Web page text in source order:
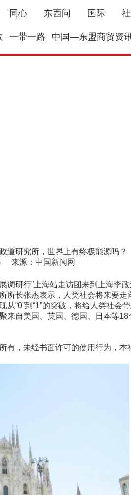
同心 东西问 国际
一带一路 中国—东盟商贸资
道研究所，世界上有终极能源吗？
来源：中国新闻网
研行”上海站走访团来到上海李政
长张杰表示，人类社会将来要走
“0”到“1”的突破，将给人类社会
自美国、英国、德国、日本等18
有，未经书面许可的使用行为，本